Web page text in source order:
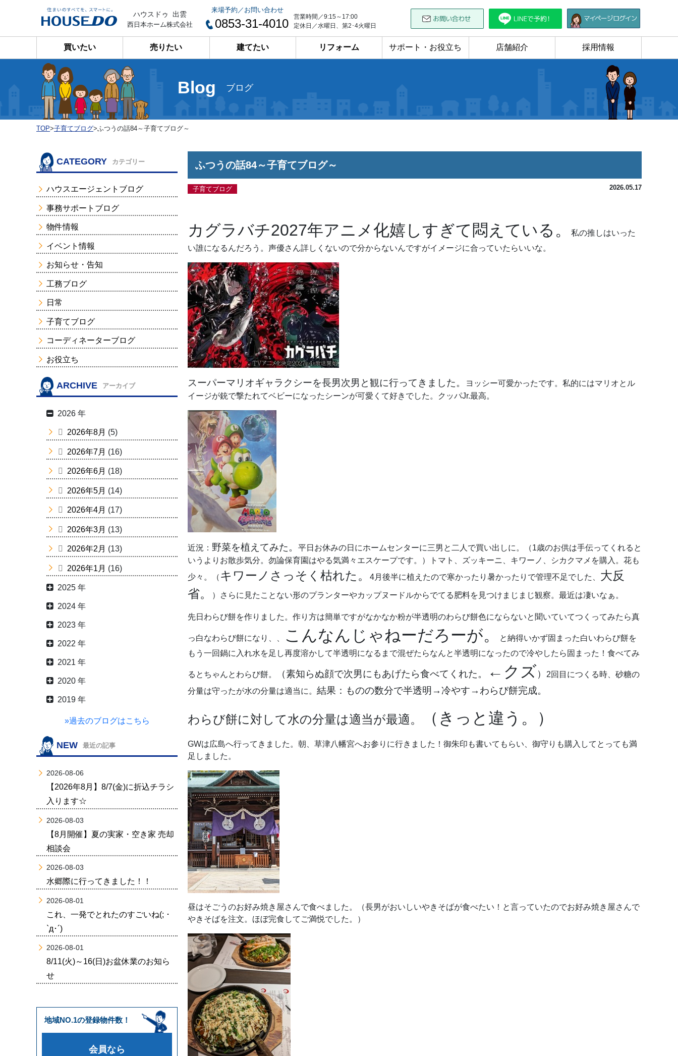
ハウスドゥ 出雲
西日本ホーム株式会社
来場予約／お問い合わせ
0853-31-4010
営業時間／9:15～17:00
定休日／水曜日、第2･4火曜日
買いたい 売りたい 建てたい リフォーム サポート・お役立ち 店舗紹介 採用情報
Blog ブログ
TOP>子育てブログ>ふつうの話84～子育てブログ～
ふつうの話84～子育てブログ～
子育てブログ 2026.05.17
カグラバチ2027年アニメ化嬉しすぎて悶えている。
私の推しはいった
い誰になるんだろう。声優さん詳しくないので分からないんですがイメージに合っていたらいいな。
スーパーマリオギャラクシーを長男次男と観に行ってきました。
ヨッシー可愛かったです。私的にはマリオとル
イージが銃で撃たれてベビーになったシーンが可愛くて好きでした。クッパJr.最高。
近況： 野菜を植えてみた。
平日お休みの日にホームセンターに三男と二人で買い出しに。（1歳のお供は手伝ってくれると
いうよりお散歩気分。勿論保育園はやる気満々エスケープです。）トマト、ズッキーニ、キワーノ、シカクマメを購入。花も
少々。（ キワーノさっそく枯れた。 4月後半に植えたので寒かったり暑かったりで管理不足でした、 大反
省。
）さらに見たことない形のプランターやカップヌードルからでてる肥料を見つけまじまじ観察。最近は凄いなぁ。
先日わらび餅を作りました。作り方は簡単ですがなかなか粉が半透明のわらび餅色にならないと聞いていてつくってみたら真
っ白なわらび餅になり、、 こんなんじゃねーだろーが。
と納得いかず固まった白いわらび餅を
もう一回鍋に入れ水を足し再度溶かして半透明になるまで混ぜたらなんと半透明になったので冷やしたら固まった！食べてみ
るとちゃんとわらび餅。 （素知らぬ顔で次男にもあげたら食べてくれた。 ←クズ）
2回目につくる時、砂糖の
分量は守ったが水の分量は適当に。 結果：ものの数分で半透明→冷やす→わらび餅完成。
わらび餅に対して水の分量は適当が最適。 （きっと違う。）
GWは広島へ行ってきました。朝、草津八幡宮へお参りに行きました！御朱印も書いてもらい、御守りも購入してとっても満
足しました。
昼はそごうのお好み焼き屋さんで食べました。（長男がおいしいやきそばが食べたい！と言っていたのでお好み焼き屋さんで
やきそばを注文。ほぼ完食してご満悦でした。）
CATEGORY カテゴリー
ハウスエージェントブログ
事務サポートブログ
物件情報
イベント情報
お知らせ・告知
工務ブログ
日常
子育てブログ
コーディネーターブログ
お役立ち
ARCHIVE アーカイブ
2026 年
2026年8月 (5)
2026年7月 (16)
2026年6月 (18)
2026年5月 (14)
2026年4月 (17)
2026年3月 (13)
2026年2月 (13)
2026年1月 (16)
2025 年
2024 年
2023 年
2022 年
2021 年
2020 年
2019 年
»過去のブログはこちら
NEW 最近の記事
2026-08-06
【2026年8月】8/7(金)に折込チラシ
入ります☆
2026-08-03
【8月開催】夏の実家・空き家 売却
相談会
2026-08-03
水郷際に行ってきました！！
2026-08-01
これ、一発でとれたのすごいね(; ･
`д･´)
2026-08-01
8/11(火)～16(日)お盆休業のお知ら
せ
地域NO.1の登録物件数！
会員なら